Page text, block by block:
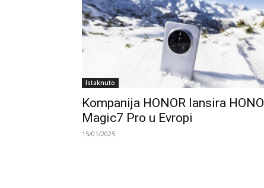
Istaknuto
Kompanija HONOR lansira
Magic7 Pro u Evropi
15/01/2025